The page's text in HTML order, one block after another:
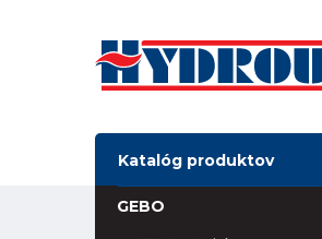
Katalóg produktov
GEBO